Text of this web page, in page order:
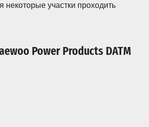
некоторые участки проходить
Power Products DATM